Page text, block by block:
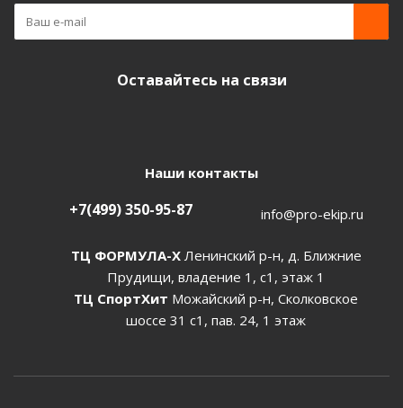
Оставайтесь на связи
Наши контакты
+7(499) 350-95-87 info@pro-ekip.ru
ТЦ ФОРМУЛА-ХЛенинский р-н, д. Ближние
Прудищи, владение 1, с1, этаж 1
ТЦ СпортХит Можайский р-н, Сколковское
шоссе 31 с1, пав. 24, 1 этаж